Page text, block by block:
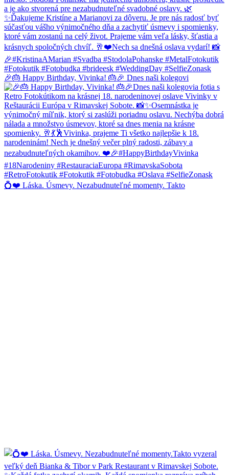
🎉🎂 Happy Birthday, Vivinka! 🎂🎉 Dnes naši kolegovi
💍❤️ Láska. Úsmevy. Nezabudnuteľné momenty. Takto